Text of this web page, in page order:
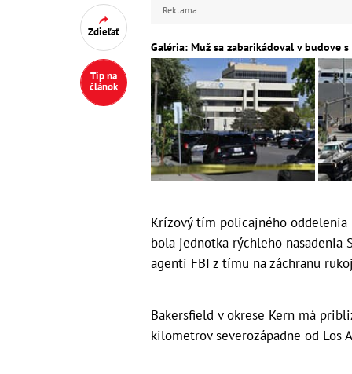
Zdieľať
Tip na
článok
Reklama
Galéria: Muž sa zabarikádoval v budove
Krízový tím policajného
bola jednotka rýchleho nasadenia
agenti FBI z tímu na záchranu
Bakersfield v okrese Kern má
kilometrov severozápadne od Los